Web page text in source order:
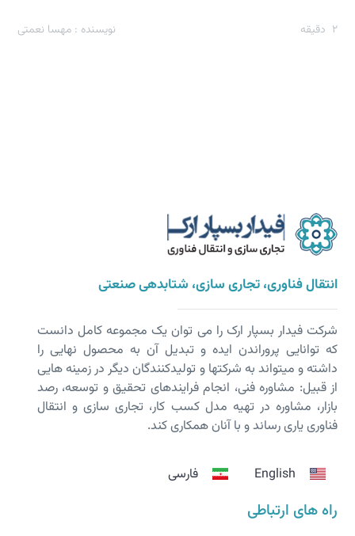
2 دقیقه نویسنده : مهسا نعمتی
انتقال فناوری، تجاری سازی، شتابدهی صنعتی
شرکت فیدار بسپار ارک را می توان یک مجموعه کامل دانست
که توانایی پروراندن ایده و تبدیل آن به محصول نهایی را
داشته و می­تواند به شرکت­ها و تولیدکنندگان دیگر در زمینه هایی
از قبیل: مشاوره فنی، انجام فرایندهای تحقیق و توسعه، رصد
بازار، مشاوره در تهیه مدل کسب کار، تجاری سازی و انتقال
فناوری یاری رساند و با آنان همکاری کند.
English فارسی
راه های ارتباطی